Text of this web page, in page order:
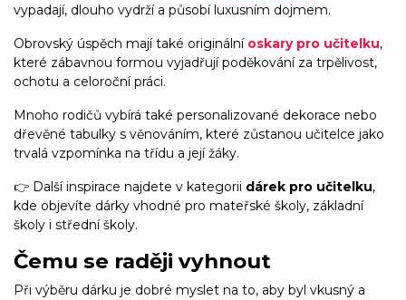
vypadají, dlouho vydrží a působí luxusním dojmem.
Obrovský úspěch mají také originální oskary pro učitelku,
které zábavnou formou vyjadřují poděkování za trpělivost,
ochotu a celoroční práci.
Mnoho rodičů vybírá také personalizované dekorace nebo
dřevěné tabulky s věnováním, které zůstanou učitelce jako
trvalá vzpomínka na třídu a její žáky.
👉 Další inspirace najdete v kategorii dárek pro učitelku,
kde objevíte dárky vhodné pro mateřské školy, základní
školy i střední školy.
Čemu se raději vyhnout
Při výběru dárku je dobré myslet na to, aby byl vkusný a